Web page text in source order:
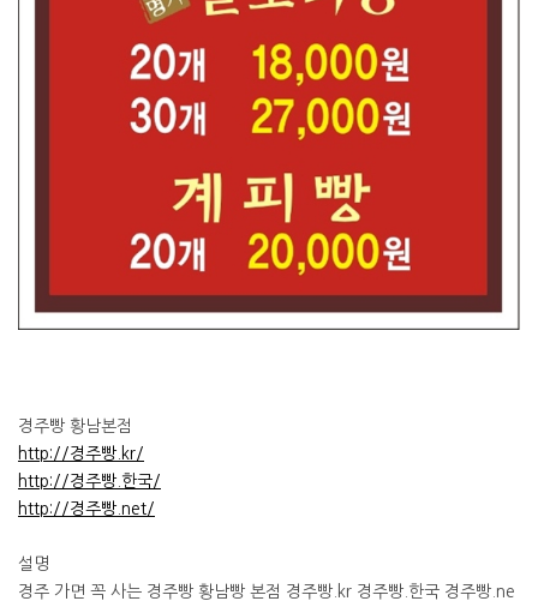
경주빵 황남본점
http://경주빵.kr/
http://경주빵.한국/
http://경주빵.net/
설명
경주 가면 꼭 사는 경주빵 황남빵 본점 경주빵.kr 경주빵.한국 경주빵.ne